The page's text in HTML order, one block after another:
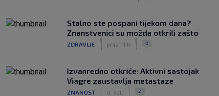
Stalno ste pospani tijekom dana?
Znanstvenici su možda otkrili zašto
ZDRAVLJE prije 11 h 0
Izvanredno otkriće: Aktivni sastojak
Viagre zaustavlja metastaze
ZNANOST 6. kol. 2